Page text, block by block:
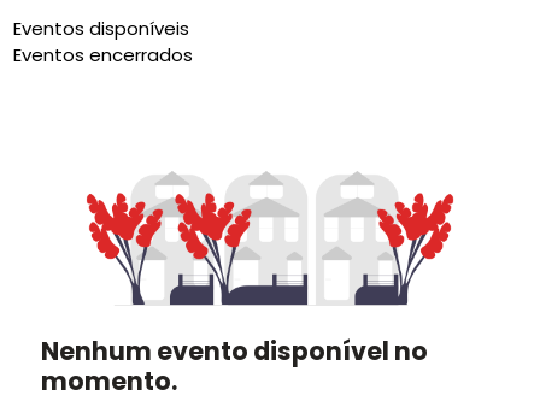
Eventos disponíveis
Eventos encerrados
Nenhum evento disponível no
momento.